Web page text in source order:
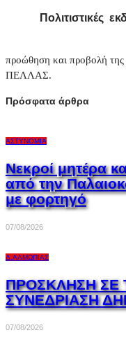
Πολιτιστικές
ΤΟ
προώθηση και προβολή της
ΠΕΛΛΑΣ.
Πρόσφατα άρθρα
ΑΣΤΥΝΟΜΊΑ
Νεκροί μητέρα
από την
με φορτηγό
07/08/2026
Δ.ΑΛΜΩΠΊΑΣ
ΠΡΟΣΚΛΗΣΗ ΣΕ
ΣΥΝΕΔΡΙΑΣΗ
07/08/2026